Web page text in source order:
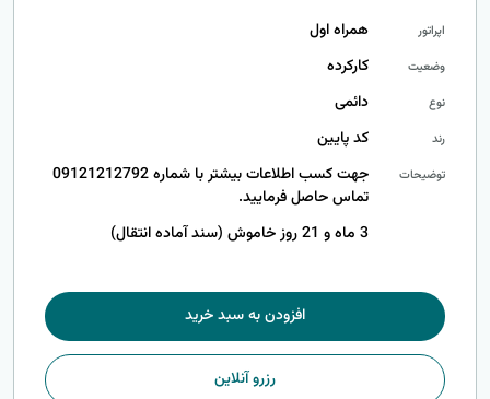
اپراتور همراه اول
وضعیت کارکرده
نوع دائمی
رند کد پایین
توضیحات
جهت کسب اطلاعات بیشتر با شماره 09121212792
تماس حاصل فرمایید.
3 ماه و 21 روز خاموش (سند آماده انتقال)
افزودن به سبد خرید
رزرو آنلاین